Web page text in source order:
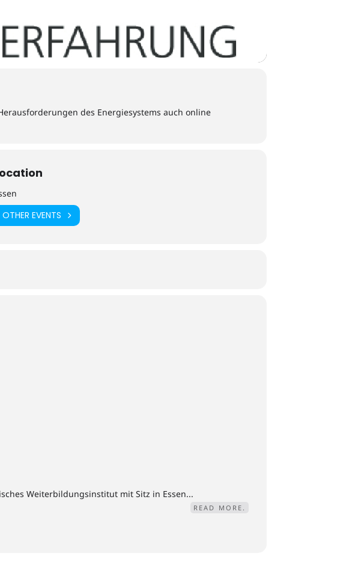
des Energiesystems auch online
OTHER EVENTS
Weiterbildungsinstitut mit Sitz in Essen...
READ MORE.